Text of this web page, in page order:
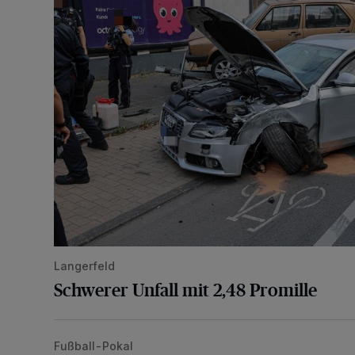
Langerfeld
Schwerer Unfall mit 2,48 Promille
WSV: Übertragung im Barmer Bahnhof und klare
Fußball-Pokal